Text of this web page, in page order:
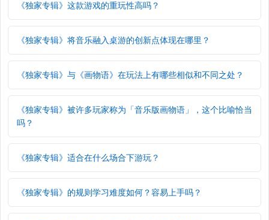
《独家专辑》这款游戏的重玩性高吗？
《独家专辑》将音乐融入桌游的创新点体现在哪里？
《独家专辑》与《画物语》在玩法上有哪些相似和不同之处？
《独家专辑》被许多玩家称为「音乐版画物语」，这个比喻恰当
吗？
《独家专辑》适合在什么场合下游玩？
《独家专辑》的规则学习难度如何？容易上手吗？